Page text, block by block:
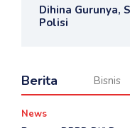
Dihina Gurunya,
Polisi
Berita Bisnis
News